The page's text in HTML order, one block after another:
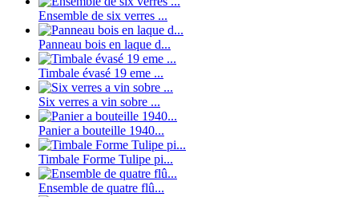
Ensemble de six verres ...
Panneau bois en laque d...
Timbale évasé 19 eme ...
Six verres a vin sobre ...
Panier a bouteille 1940...
Timbale Forme Tulipe pi...
Ensemble de quatre flû...